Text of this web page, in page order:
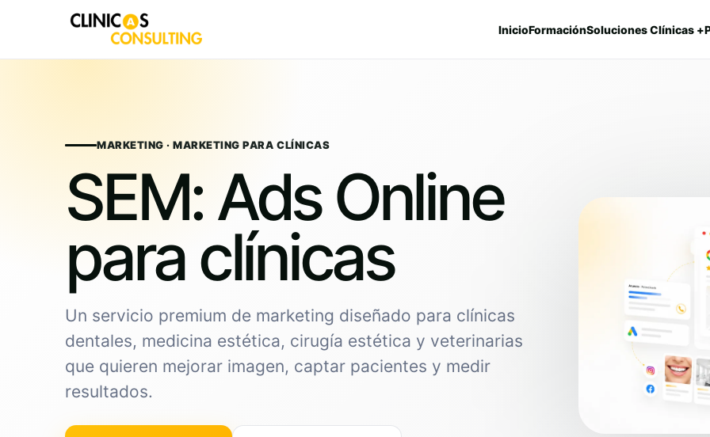
InicioFormaciónSoluciones Clínicas +
MARKETING · MARKETING PARA CLÍNICAS
SEM: Ads Online
para clínicas
Un servicio premium de marketing diseñado para clínicas
dentales, medicina estética, cirugía estética y veterinarias
que quieren mejorar imagen, captar pacientes y medir
resultados.